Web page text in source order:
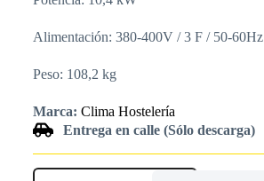
Alimentación: 380-400V / 3 F / 50-60Hz
Peso: 108,2 kg
Marca: Clima Hostelería
Entrega en calle (Sólo descarga)